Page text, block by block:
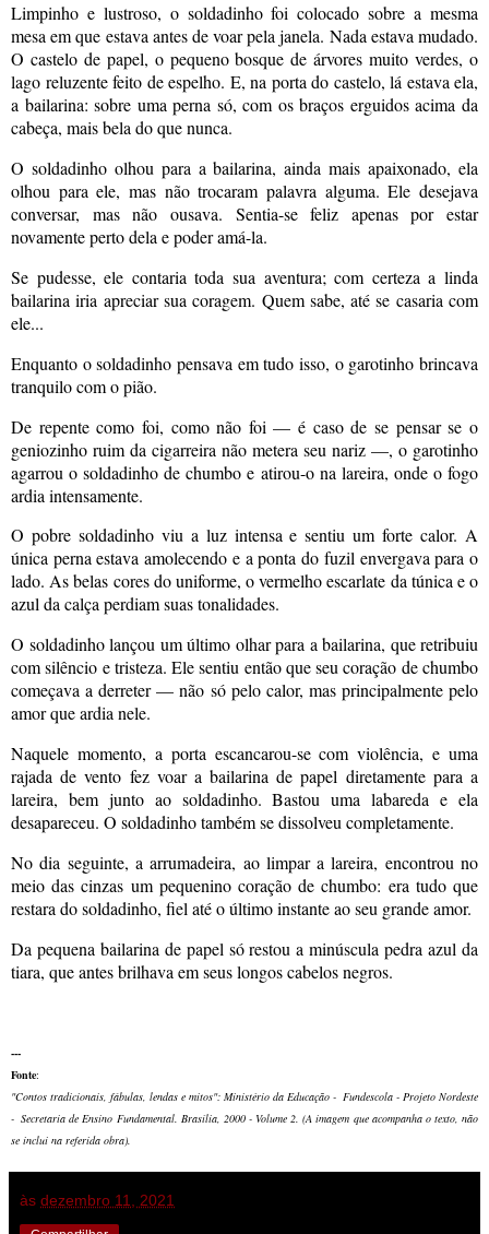
Limpinho e lustroso, o soldadinho foi colocado sobre a mesma
mesa em que estava antes de voar pela janela. Nada estava mudado.
O castelo de papel, o pequeno bosque de árvores muito verdes, o
lago reluzente feito de espelho. E, na porta do castelo, lá estava ela,
a bailarina: sobre uma perna só, com os braços erguidos acima da
cabeça, mais bela do que nunca.
O soldadinho olhou para a bailarina, ainda mais apaixonado, ela
olhou para ele, mas não trocaram palavra alguma. Ele desejava
conversar, mas não ousava. Sentia-se feliz apenas por estar
novamente perto dela e poder amá-la.
Se pudesse, ele contaria toda sua aventura; com certeza a linda
bailarina iria apreciar sua coragem. Quem sabe, até se casaria com
ele...
Enquanto o soldadinho pensava em tudo isso, o garotinho brincava
tranquilo com o pião.
De repente como foi, como não foi — é caso de se pensar se o
geniozinho ruim da cigarreira não metera seu nariz —, o garotinho
agarrou o soldadinho de chumbo e atirou-o na lareira, onde o fogo
ardia intensamente.
O pobre soldadinho viu a luz intensa e sentiu um forte calor. A
única perna estava amolecendo e a ponta do fuzil envergava para o
lado. As belas cores do uniforme, o vermelho escarlate da túnica e o
azul da calça perdiam suas tonalidades.
O soldadinho lançou um último olhar para a bailarina, que retribuiu
com silêncio e tristeza. Ele sentiu então que seu coração de chumbo
começava a derreter — não só pelo calor, mas principalmente pelo
amor que ardia nele.
Naquele momento, a porta escancarou-se com violência, e uma
rajada de vento fez voar a bailarina de papel diretamente para a
lareira, bem junto ao soldadinho. Bastou uma labareda e ela
desapareceu. O soldadinho também se dissolveu completamente.
No dia seguinte, a arrumadeira, ao limpar a lareira, encontrou no
meio das cinzas um pequenino coração de chumbo: era tudo que
restara do soldadinho, fiel até o último instante ao seu grande amor.
Da pequena bailarina de papel só restou a minúscula pedra azul da
tiara, que antes brilhava em seus longos cabelos negros.
---
Fonte:
"Contos tradicionais, fábulas, lendas e mitos": Ministério da Educação - Fundescola - Projeto Nordeste
- Secretaria de Ensino Fundamental. Brasília, 2000 - Volume 2. (A imagem que acompanha o texto, não
se inclui na referida obra).
às dezembro 11, 2021